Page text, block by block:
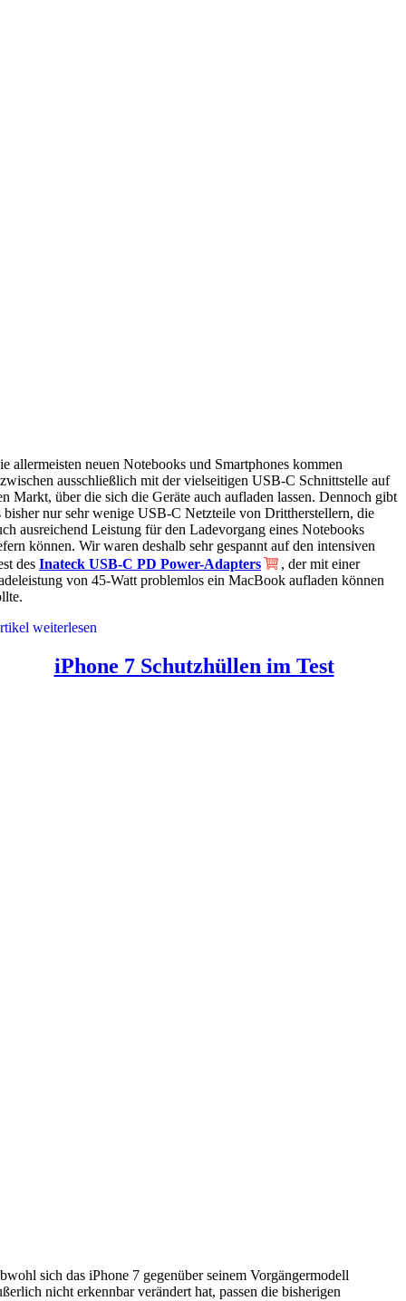
allermeisten neuen Notebooks und Smartphones kommen
ausschließlich mit der vielseitigen USB-C Schnittstelle auf
Markt, über die sich die Geräte auch aufladen lassen. Dennoch gibt
bisher nur sehr wenige USB-C Netzteile von Drittherstellern, die
ausreichend Leistung für den Ladevorgang eines Notebooks
können. Wir waren deshalb sehr gespannt auf den intensiven
des Inateck USB-C PD Power-Adapters
, der mit einer
von 45-Watt problemlos ein MacBook aufladen können
weiterlesen
iPhone 7 Schutzhüllen im Test
sich das iPhone 7 gegenüber seinem Vorgängermodell
nicht erkennbar verändert hat, passen die bisherigen